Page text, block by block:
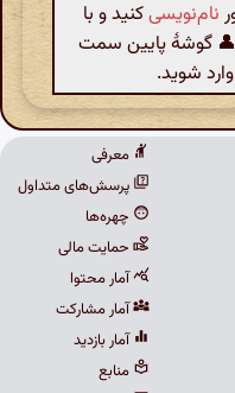
نام‌نویسیکنید و با
👤 گوشهٔ پایین سمت
شوید.
معرفی
پرسش‌های متداول
چهره‌ها
حمایت مالی
آمار محتوا
آمار مشارکت
آمار بازدید
منابع